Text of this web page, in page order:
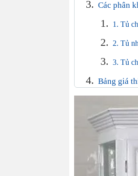
Các phân
1. Tủ
2. Tủ
3. Tủ
Bảng giá
Câu hỏi